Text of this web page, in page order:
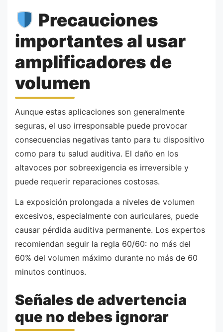
Precauciones
importantes al usar
amplificadores de
volumen
Aunque estas aplicaciones son generalmente
seguras, el uso irresponsable puede provocar
consecuencias negativas tanto para tu dispositivo
como para tu salud auditiva. El daño en los
altavoces por sobreexigencia es irreversible y
puede requerir reparaciones costosas.
La exposición prolongada a niveles de volumen
excesivos, especialmente con auriculares, puede
causar pérdida auditiva permanente. Los expertos
recomiendan seguir la regla 60/60: no más del
60% del volumen máximo durante no más de 60
minutos continuos.
Señales de advertencia
que no debes ignorar